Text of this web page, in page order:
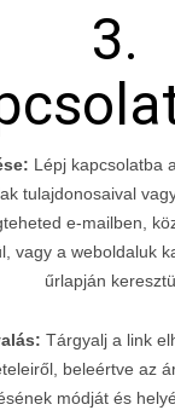
3.
Lépj kapcsolatba
tulajdonosaival
e-mailben,
vagy a weboldaluk
űrlapján
Tárgyalj a link
beleértve az
módját és